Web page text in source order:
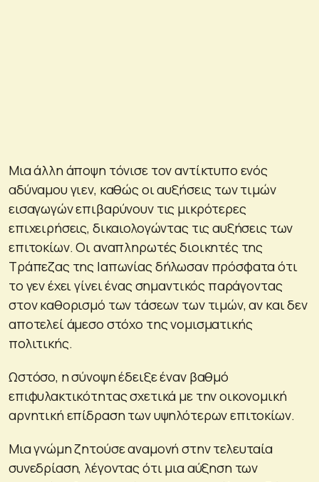
Μια άλλη άποψη τόνισε τον αντίκτυπο ενός
αδύναμου γιεν, καθώς οι αυξήσεις των τιμών
εισαγωγών επιβαρύνουν τις μικρότερες
επιχειρήσεις, δικαιολογώντας τις αυξήσεις των
επιτοκίων. Οι αναπληρωτές διοικητές της
Τράπεζας της Ιαπωνίας δήλωσαν πρόσφατα ότι
το γεν έχει γίνει ένας σημαντικός παράγοντας
στον καθορισμό των τάσεων των τιμών, αν και δεν
αποτελεί άμεσο στόχο της νομισματικής
πολιτικής.
Ωστόσο, η σύνοψη έδειξε έναν βαθμό
επιφυλακτικότητας σχετικά με την οικονομική
αρνητική επίδραση των υψηλότερων επιτοκίων.
Μια γνώμη ζητούσε αναμονή στην τελευταία
συνεδρίαση, λέγοντας ότι μια αύξηση των